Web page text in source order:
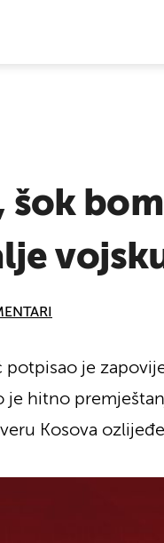
šok
potpisao je
je hitno
Kosova